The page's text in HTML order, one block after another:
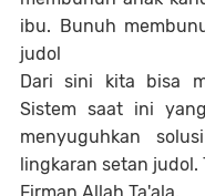
ibu. Bunuh
judol
Dari sini kita bisa
Sistem saat ini
menyuguhkan
lingkaran setan judol.
Firman Allah Ta'ala,